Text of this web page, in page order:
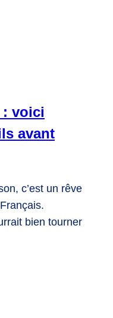
: voici
avant
c’est un rêve
bien tourner